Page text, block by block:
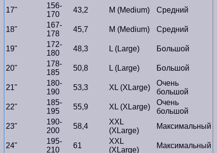
17"
156-
170
43,2 M (Medium) Средний
18"
167-
178
45,7 M (Medium) Средний
19"
172-
180
48,3 L (Large) Большой
20"
178-
185
50,8 L (Large) Большой
21"
180-
190
53,3 XL (XLarge)
Очень
большой
22"
185-
195
55,9 XL (XLarge)
Очень
большой
23"
190-
200
58,4
XXL
(XLarge)
Максимальный
24"
195-
210
61
XXL
(XLarge)
Максимальный